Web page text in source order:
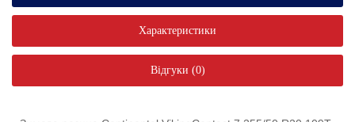
Характеристики
Відгуки (0)